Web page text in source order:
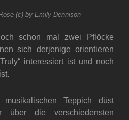
(c) by Emily Dennison
schon mal zwei Pflöcke
sich derjenige orientieren
interessiert ist und noch
Teppich düst
über die verschiedensten